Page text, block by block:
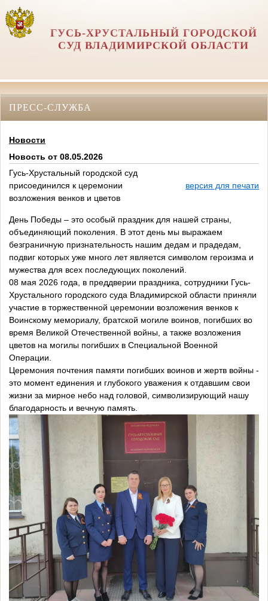
ГУСЬ-ХРУСТАЛЬНЫЙ ГОРОДСКОЙ
СУД ВЛАДИМИРСКОЙ ОБЛАСТИ
ПРЕСС-СЛУЖБА
Новости
Новость от 08.05.2026
Гусь-Хрустальный городской суд
присоединился к церемонии
возложения венков и цветов
версия для печати
День Победы – это особый праздник для нашей страны,
объединяющий поколения. В этот день мы выражаем
безграничную признательность нашим дедам и прадедам,
подвиг которых уже много лет является символом героизма и
мужества для всех последующих поколений.
08 мая 2026 года, в преддверии праздника, сотрудники Гусь-
Хрустального городского суда Владимирской области приняли
участие в торжественной церемонии возложения венков к
Воинскому мемориалу, братской могиле воинов, погибших во
время Великой Отечественной войны, а также возложения
цветов на могилы погибших в Специальной Военной
Операции.
Церемония почтения памяти погибших воинов и жертв войны -
это момент единения и глубокого уважения к отдавшим свои
жизни за мирное небо над головой, символизирующий нашу
благодарность и вечную память.